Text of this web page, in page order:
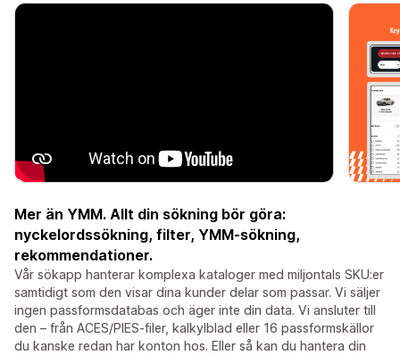
Mer än YMM. Allt din sökning bör göra:
nyckelordssökning, filter, YMM-sökning,
rekommendationer.
Vår sökapp hanterar komplexa kataloger med miljontals SKU:er
samtidigt som den visar dina kunder delar som passar. Vi säljer
ingen passformsdatabas och äger inte din data. Vi ansluter till
den – från ACES/PIES-filer, kalkylblad eller 16 passformskällor
du kanske redan har konton hos. Eller så kan du hantera din